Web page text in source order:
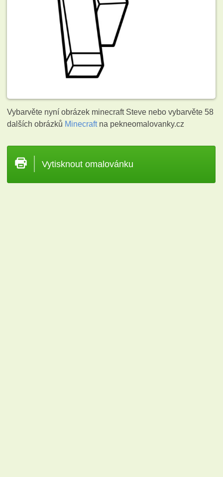
Vybarvěte nyní obrázek minecraft Steve nebo vybarvěte 58
dalších obrázků Minecraftna pekneomalovanky.cz
Vytisknout omalovánku